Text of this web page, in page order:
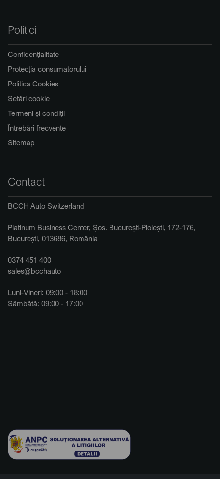
Politici
Confidențialitate
Protecția consumatorului
Politica Cookies
Setări cookie
Termeni și condiții
Întrebări frecvente
Sitemap
Contact
BCCH Auto Switzerland
Platinum Business Center, Șos. București-Ploiești, 172-176,
București, 013686, România
0374 451 400
sales@bcchauto
Luni-Vineri: 09:00 - 18:00
Sâmbătă: 09:00 - 17:00